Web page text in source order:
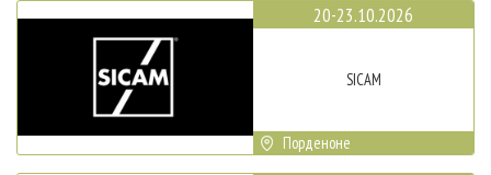
20-23.10.2026
SICAM
Порденоне